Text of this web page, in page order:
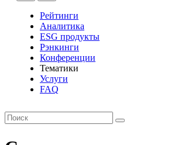
Рейтинги
Аналитика
ESG продукты
Рэнкинги
Конференции
Тематики
Услуги
FAQ